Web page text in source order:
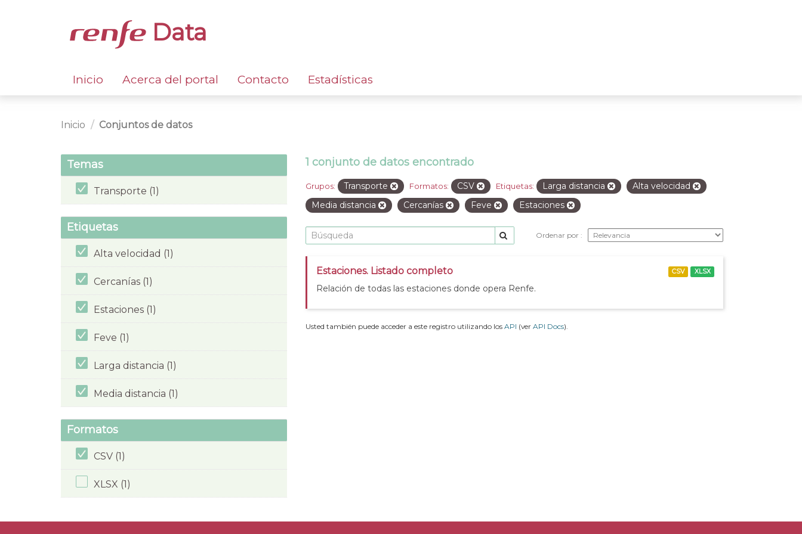
Data
Inicio Acerca del portal Contacto Estadísticas
Inicio Conjuntos de datos
Temas
Transporte (1)
Etiquetas
Alta velocidad (1)
Cercanías (1)
Estaciones (1)
Feve (1)
Larga distancia (1)
Media distancia (1)
Formatos
CSV (1)
XLSX (1)
1 conjunto de datos encontrado
Grupos: Transporte Formatos: CSV Etiquetas: Larga distancia
Alta velocidad
Media distancia
Cercanías Feve Estaciones
Ordenar por
Estaciones. Listado completo
Relación de todas las estaciones donde opera Renfe.
CSV XLSX
Usted también puede acceder a este registro utilizando los API (ver API Docs).